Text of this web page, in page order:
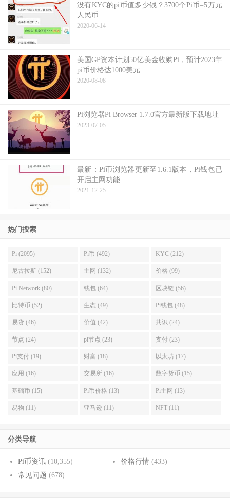
没有KYC的pi币值多少钱？3700个Pi币=5万元
人民币
2020-06-14
美国GP资本计划50亿美金收购Pi，预计2023年
pi币价格达1000美元
2020-08-08
Pi浏览器Pi Browser 1.7.0官方最新版下载地址
2023-07-05
最新：Pi币浏览器更新至1.6.1版本，Pi钱包已
开启主网功能
2021-12-25
热门搜索
Pi (2095) Pi币 (492) KYC (212)
尼古拉斯 (152) 主网 (132) 价格 (99)
Pi Network (80) 钱包 (64) 区块链 (56)
比特币 (52) 生态 (49) Pi钱包 (48)
易货 (46) 价值 (42) 共识 (24)
节点 (24) pi节点 (23) 支付 (23)
Pi支付 (19) 财富 (18) 以太坊 (17)
应用 (16) 交易所 (16) 数字货币 (15)
基础币 (15) Pi币价格 (13) Pi主网 (13)
易物 (11) 亚马逊 (11) NFT (11)
分类导航
Pi币资讯 (10,355) 价格行情(433)
常见问题 (678)